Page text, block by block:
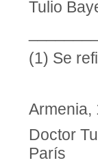
Tulio
(1) Se
Armenia,
Doctor
París